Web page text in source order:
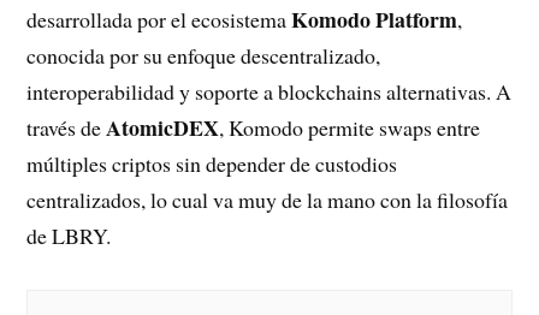
desarrollada por el ecosistemaKomodo Platform,
conocida por su enfoque descentralizado,
interoperabilidad y soporte a blockchains alternativas. A
través deAtomicDEX, Komodo permite swaps entre
múltiples criptos sin depender de custodios
centralizados, lo cual va muy de la mano con la filosofía
de LBRY.